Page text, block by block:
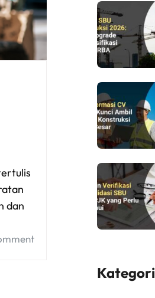
dan
Kategori